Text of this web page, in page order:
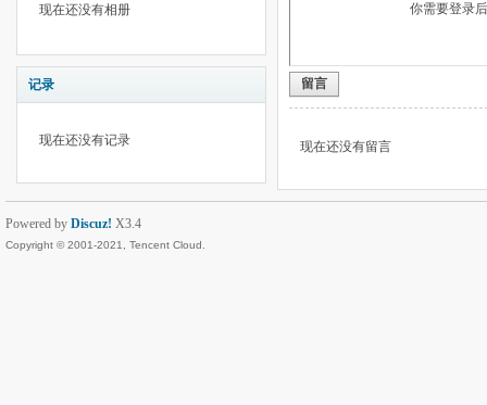
现在还没有相册
记录
现在还没有记录
你需要登录
留言
现在还没有留言
Powered by Discuz! X3.4
Copyright © 2001-2021, Tencent Cloud.